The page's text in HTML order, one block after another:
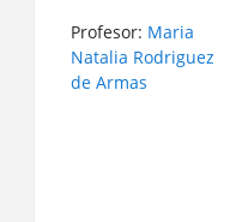
Profesor: Maria
Natalia Rodriguez
de Armas